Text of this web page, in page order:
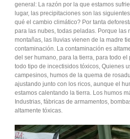
general: La razón por la que estamos
lugar, las precipitaciones son las
qué el cambio climático? Por tanta
para las nubes, todas peladas. Porque las
montañas, las lluvias vienen de la madre
contaminación. La contaminación es
del ser humano, para la tierra, para todo
todo tipo de incectisidos tóxicos, Quienes
campesinos, humos de la quema de
ajustando junto con los ricos, aunque el
estamos calentando la tierra. Los humos
Industrias, fábricas de armamentos,
altamente tóxicas.